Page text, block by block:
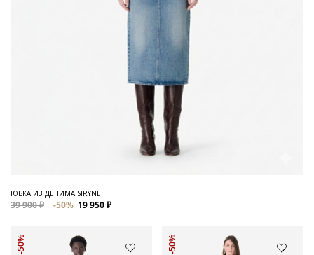
ЮБКА ИЗ ДЕНИМА SIRYNE
39 900 ₽ -50% 19 950 ₽
-50% -50%